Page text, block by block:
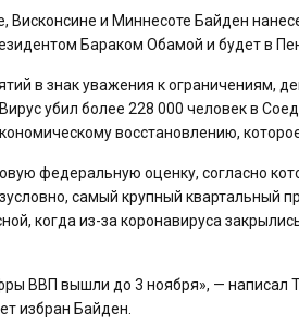
Висконсине и Миннесоте Байден
Бараком Обамой и будет в
в знак уважения к ограничениям,
убил более 228 000 человек в
восстановлению,
федеральную оценку, согласно
самый крупный квартальный
когда из-за коронавируса
ВВП вышли до 3 ноября», — написал
избран Байден.